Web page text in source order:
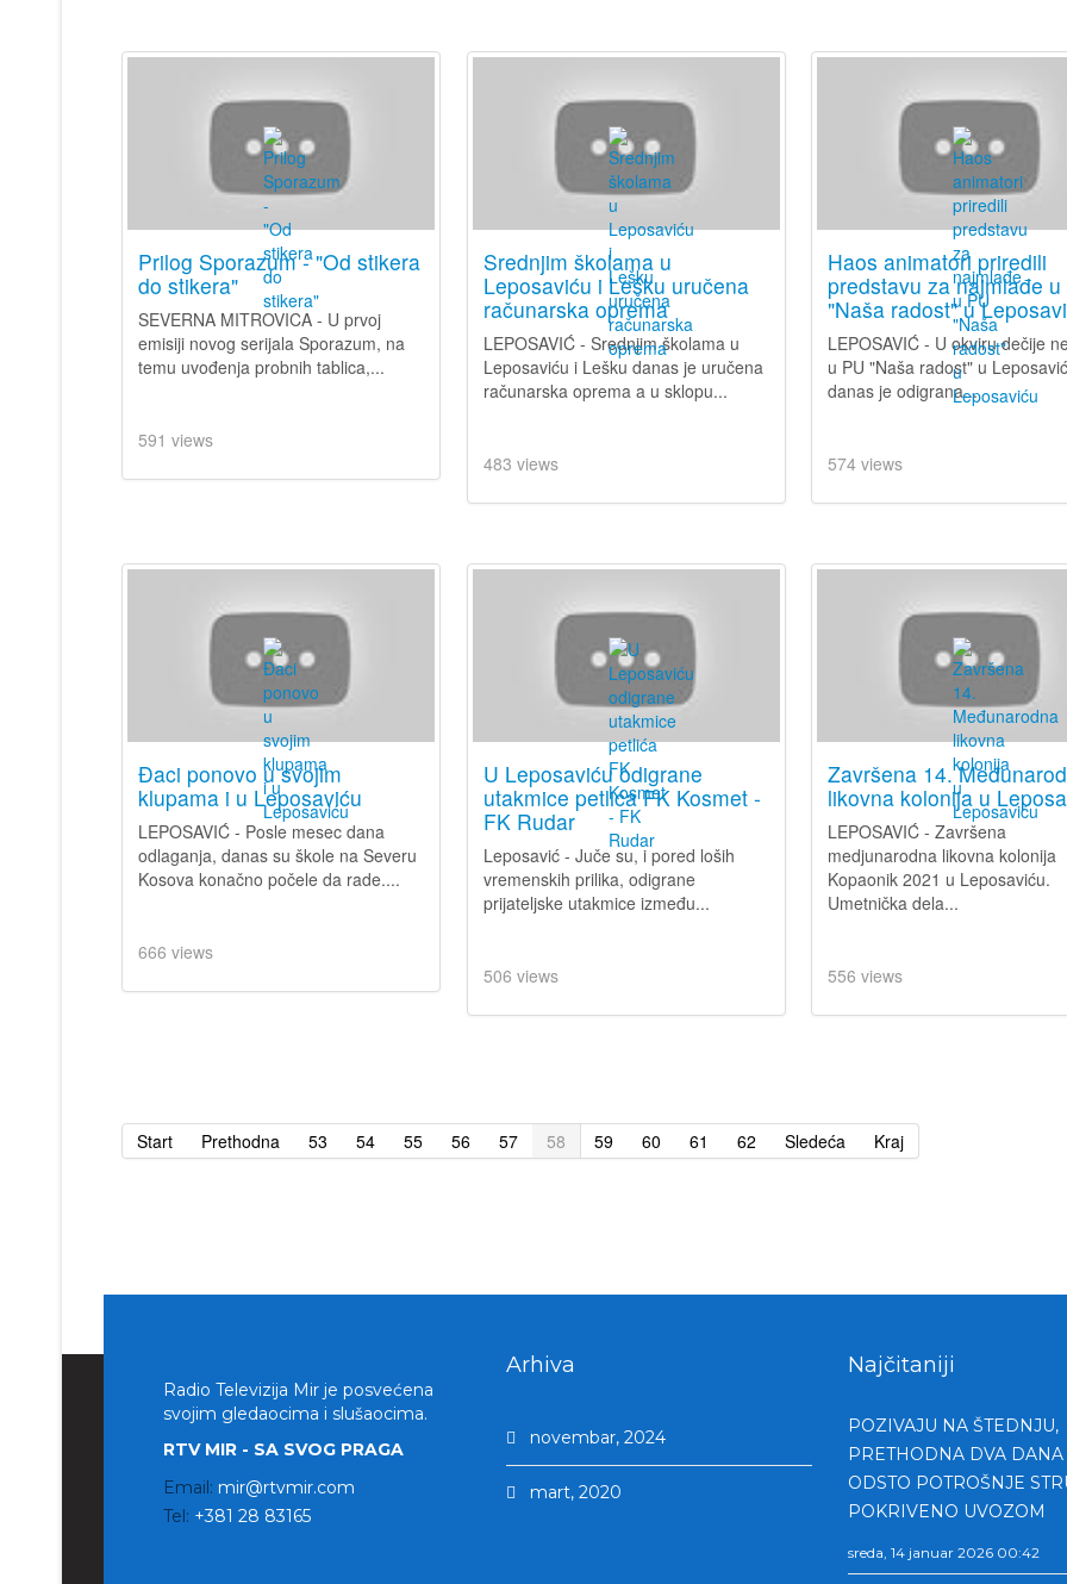
Prilog Sporazum - "Od stikera
do stikera"
SEVERNA MITROVICA - U prvoj
emisiji novog serijala Sporazum, na
temu uvođenja probnih tablica,...
591 views
Srednjim školama u
Leposaviću i Lešku uručena
računarska oprema
LEPOSAVIĆ - Srednjim školama u
Leposaviću i Lešku danas je uručena
računarska oprema a u sklopu...
483 views
Haos animatori priredili
predstavu za najmlađe u
"Naša radost" u
LEPOSAVIĆ - U okviru dečije
u PU "Naša radost" u
danas je odigrana...
574 views
Đaci ponovo u svojim
klupama i u Leposaviću
LEPOSAVIĆ - Posle mesec dana
odlaganja, danas su škole na Severu
Kosova konačno počele da rade....
666 views
U Leposaviću odigrane
utakmice petlića FK Kosmet -
FK Rudar
Leposavić - Juče su, i pored loših
vremenskih prilika, odigrane
prijateljske utakmice između...
506 views
Završena 14.
likovna kolonija u
LEPOSAVIĆ - Završena
medjunarodna likovna kolonija
Kopaonik 2021 u Leposaviću.
Umetnička dela...
556 views
Start Prethodna 53 54 55 56 57 58 59 60 61 62 Sledeća Kraj
Radio Televizija Mir je posvećena
svojim gledaocima i slušaocima.
RTV MIR - SA SVOG PRAGA
Email: mir@rtvmir.com
Tel: +381 28 83165
Arhiva
novembar, 2024
mart, 2020
Najčitaniji
POZIVAJU NA ŠTEDNJU,
PRETHODNA DVA DANA
ODSTO POTROŠNJE
POKRIVENO UVOZOM
sreda, 14 januar 2026 00:42